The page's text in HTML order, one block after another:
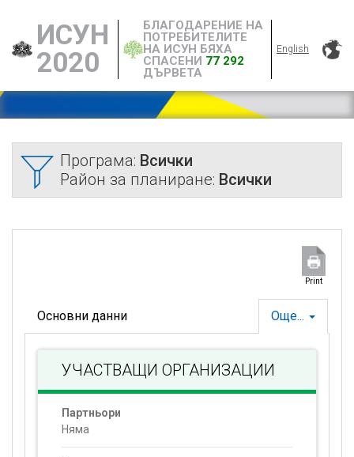
ИСУН
2020
БЛАГОДАРЕНИЕ НА
ПОТРЕБИТЕЛИТЕ
НА ИСУН БЯХА
СПАСЕНИ 77 292
ДЪРВЕТА
English
Програма: Всички
Район за планиране: Всички
Print
Още...
Основни данни
УЧАСТВАЩИ ОРГАНИЗАЦИИ
Партньори
Няма